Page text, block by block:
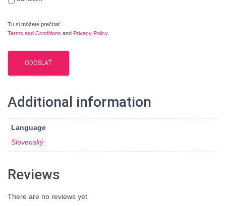
Tu si môžete prečítať
Terms and Conditions and Privacy Policy
Additional information
Language
Slovenský
Reviews
There are no reviews yet